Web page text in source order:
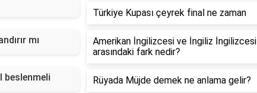
mı
beslenmeli
Türkiye Kupası çeyrek final ne zaman
Amerikan İngilizcesi ve İngiliz İngilizcesi
arasındaki fark nedir?
Rüyada Müjde demek ne anlama gelir?